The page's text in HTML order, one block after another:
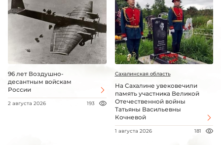
96 лет Воздушно-
десантным войскам
России
2 августа 2026 193
Сахалинская область
На Сахалине увековечили
память участника Великой
Отечественной войны
Татьяны Васильевны
Кочневой
1 августа 2026 181